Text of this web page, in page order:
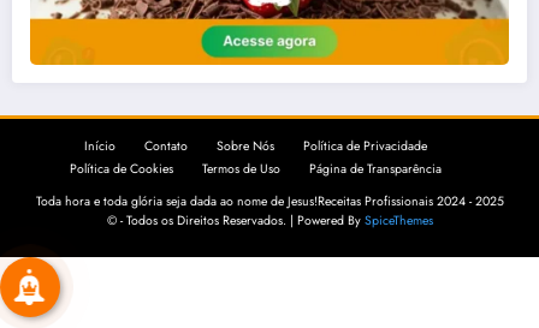
Início Contato Sobre Nós
Política de Privacidade
Política de Cookies
Termos de Uso
Página de Transparência
Toda hora e toda glória seja dada ao nome de Jesus!Receitas Profissionais 2024 - 2025
© - Todos os Direitos Reservados. | Powered By SpiceThemes